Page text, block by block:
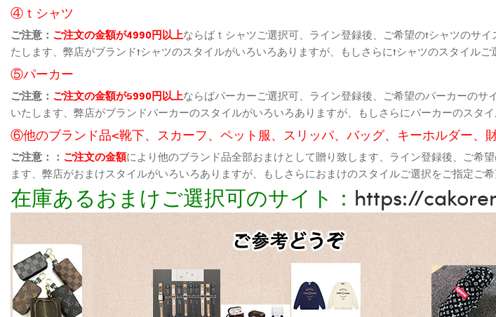
④ｔシャツ
ご注意： ご注文の金額が4990円以上ならばｔシャツご選択可、ライン登録後、ご希望のtシャツのサ
たします、弊店がブランドtシャツのスタイルがいろいろありますが、もしさらにtシャツのスタイル
⑤パーカー
ご注意： ご注文の金額が5990円以上ならばパーカーご選択可、ライン登録後、ご希望のパーカーの
いたします、弊店がブランドパーカーのスタイルがいろいろありますが、もしさらにパーカーのスタ
⑥他のブランド品<靴下、スカーフ、ペット服、スリッパ、バッグ、キーホルダー、
ご注意：： ご注文の金額により他のブランド品全部おまけとして贈り致します、ライン登録後、ご希
ます、弊店がおまけスタイルがいろいろありますが、もしさらにおまけのスタイルご選択をご指定ご
在庫あるおまけご選択可のサイト： https://